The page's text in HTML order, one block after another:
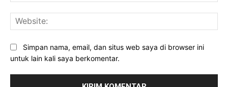
Simpan nama, email, dan situs web saya di browser ini
untuk lain kali saya berkomentar.